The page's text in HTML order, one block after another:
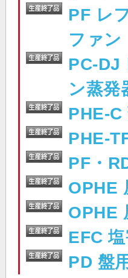
PF レ
ファン
PC-DJ
ン蒸発
PHE-C
PHE-
PF・
OPHE
OPHE
EFC
PD 盤